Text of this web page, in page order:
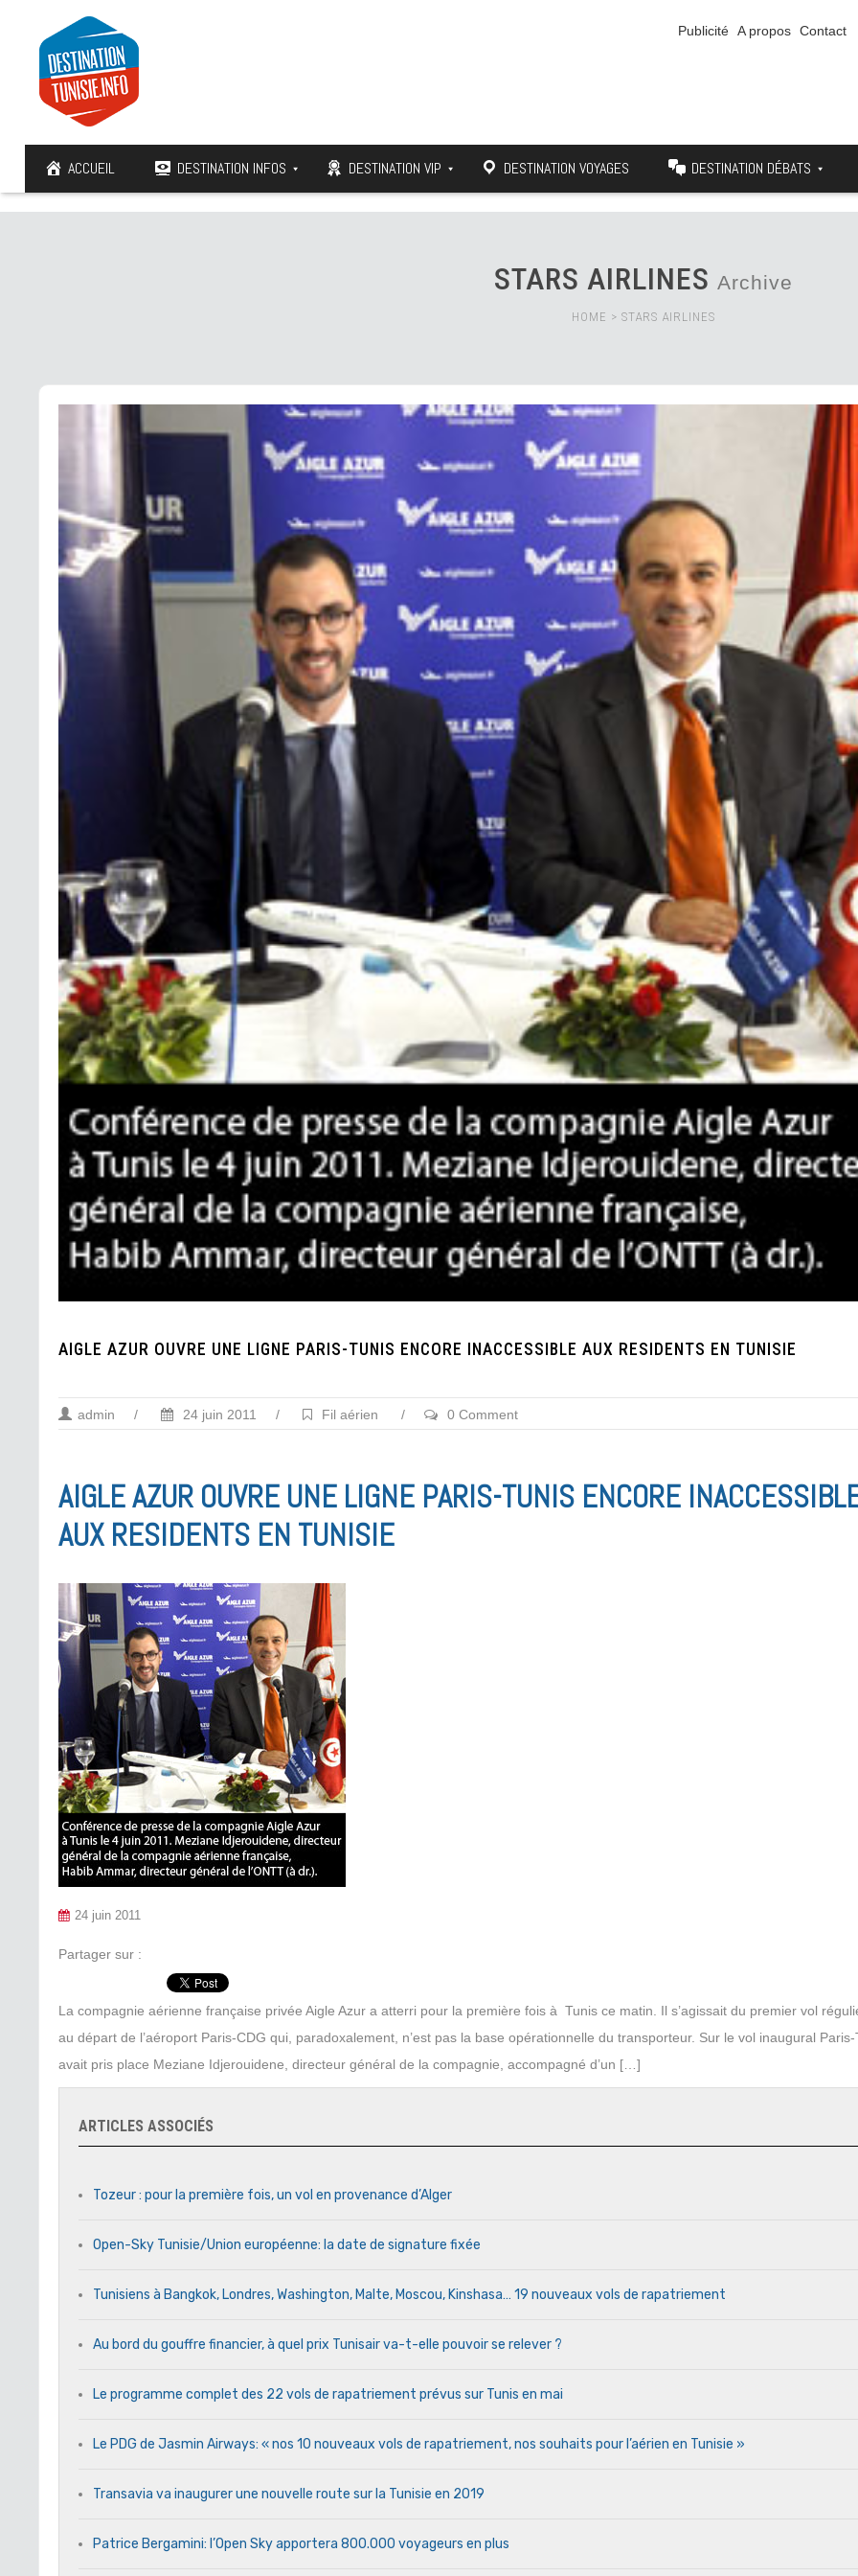
Publicité A propos Contact
ACCUEIL DESTINATION INFOS DESTINATION VIP DESTINATION VOYAGES DESTINATION DÉBATS
STARS AIRLINES Archive
HOME > STARS AIRLINES
AIGLE AZUR OUVRE UNE LIGNE PARIS-TUNIS ENCORE INACCESSIBLE AUX RESIDENTS EN TUNISIE
admin / 24 juin 2011 / Fil aérien / 0 Comment
AIGLE AZUR OUVRE UNE LIGNE PARIS-TUNIS ENCORE
AUX RESIDENTS EN TUNISIE
24 juin 2011
Partager sur :
La compagnie aérienne française privée Aigle Azur a atterri pour la première fois à Tunis ce matin. Il s’agissait du premier vol
au départ de l’aéroport Paris-CDG qui, paradoxalement, n’est pas la base opérationnelle du transporteur. Sur le vol inaugural Paris-
avait pris place Meziane Idjerouidene, directeur général de la compagnie, accompagné d’un […]
ARTICLES ASSOCIÉS
Tozeur : pour la première fois, un vol en provenance d’Alger
Open-Sky Tunisie/Union européenne: la date de signature fixée
Tunisiens à Bangkok, Londres, Washington, Malte, Moscou, Kinshasa… 19 nouveaux vols de rapatriement
Au bord du gouffre financier, à quel prix Tunisair va-t-elle pouvoir se relever ?
Le programme complet des 22 vols de rapatriement prévus sur Tunis en mai
Le PDG de Jasmin Airways: « nos 10 nouveaux vols de rapatriement, nos souhaits pour l’aérien en Tunisie »
Transavia va inaugurer une nouvelle route sur la Tunisie en 2019
Patrice Bergamini: l’Open Sky apportera 800.000 voyageurs en plus